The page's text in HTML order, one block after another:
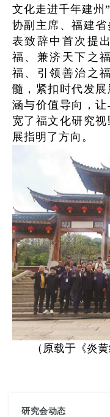
文化走进千年建州
协副主席、福建
表致辞中首次提
福、兼济天下之
福、引领善治之
髓，紧扣时代发
涵与价值导向，
宽了福文化研究
展指明了方向。
（原载于《炎
研究会动态